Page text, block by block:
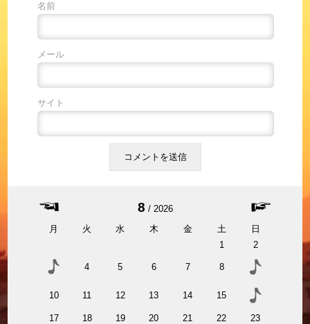
名前
メール
サイト
8
2026
月
火 水 木 金 土
日
1
2
4 5 6 7 8
10 11 12 13 14 15
17 18 19 20 21 22 23